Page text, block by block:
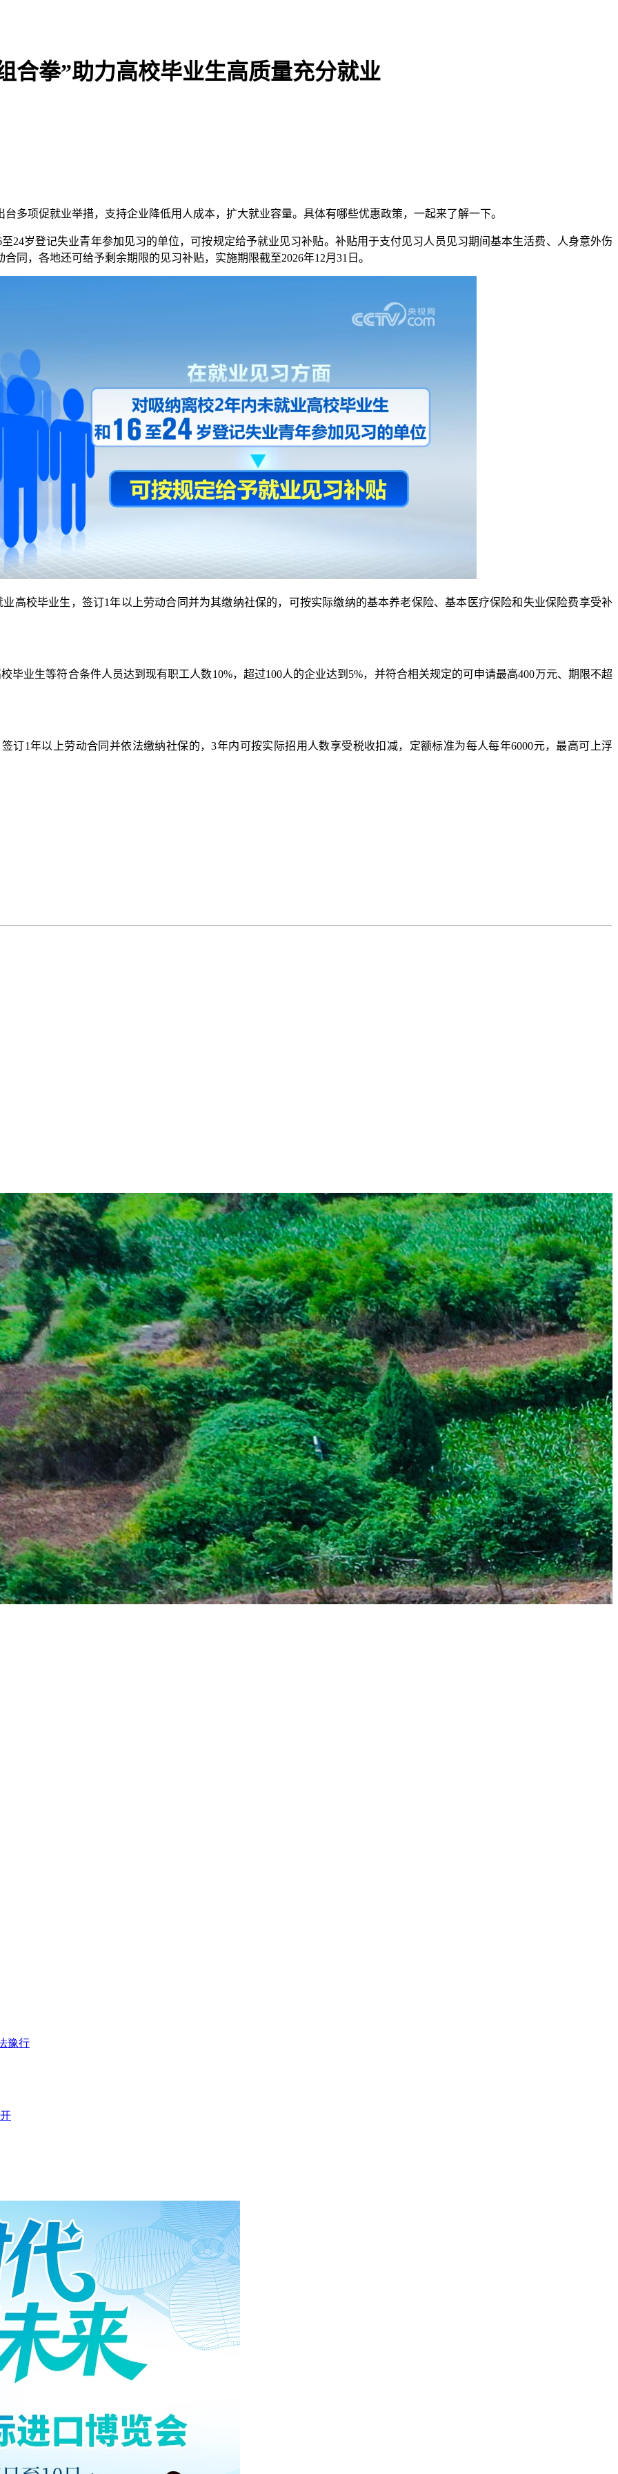
拳”助力高校毕业生高质量充分就业
多项促就业举措，支持企业降低用人成本，扩大就业容量。具体有哪些优惠政策，一起来了解一下。
岁登记失业青年参加见习的单位，可按规定给予就业见习补贴。补贴用于支付见习人员见习期间基本生活费、人身意外伤
同，各地还可给予剩余期限的见习补贴，实施期限截至2026年12月31日。
校毕业生，签订1年以上劳动合同并为其缴纳社保的，可按实际缴纳的基本养老保险、基本医疗保险和失业保险费享受补
生等符合条件人员达到现有职工人数10%，超过100人的企业达到5%，并符合相关规定的可申请最高400万元、期限不超
年以上劳动合同并依法缴纳社保的，3年内可按实际招用人数享受税收扣减，定额标准为每人每年6000元，最高可上浮